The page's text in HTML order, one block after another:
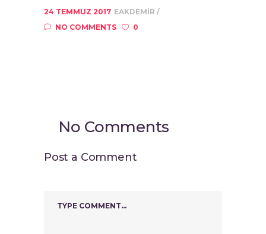
24 TEMMUZ 2017 EAKDEMIR
NO COMMENTS
0
No Comments
Post a Comment